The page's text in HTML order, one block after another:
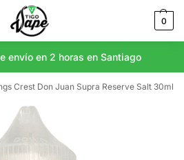
0
envío en 2 horas en Santiago
Crest Don Juan Supra Reserve Salt 30ml